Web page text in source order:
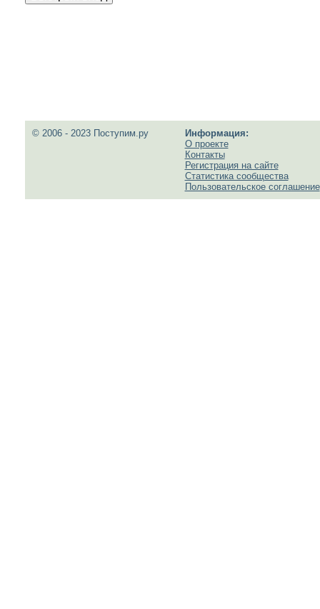
© 2006 - 2023 Поступим.ру
Информация:
О проекте
Контакты
Регистрация на сайте
Статистика сообщества
Пользовательское соглашение